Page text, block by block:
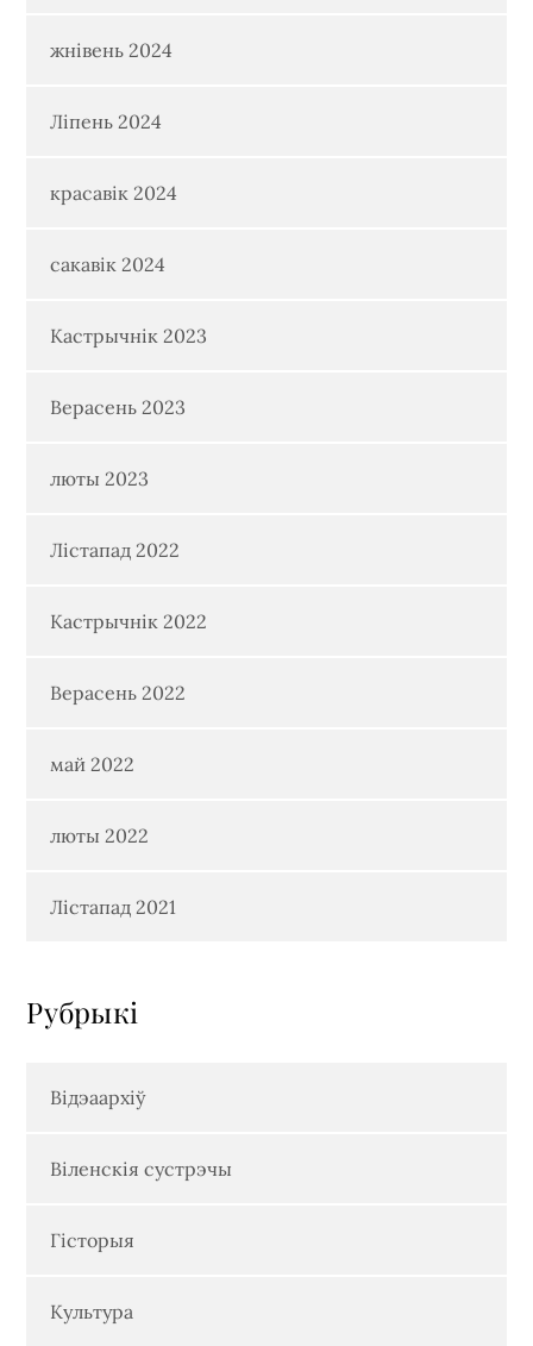
жнівень 2024
Ліпень 2024
красавік 2024
сакавік 2024
Кастрычнік 2023
Верасень 2023
люты 2023
Лістапад 2022
Кастрычнік 2022
Верасень 2022
май 2022
люты 2022
Лістапад 2021
Рубрыкi
Відэаархіў
Віленскія сустрэчы
Гісторыя
Культура